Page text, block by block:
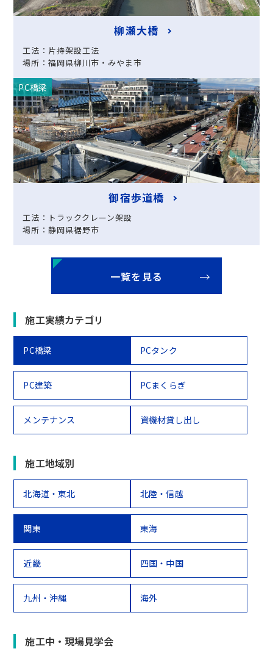
柳瀬大橋
工法：片持架設工法
場所：福岡県柳川市・みやま市
PC橋梁
御宿歩道橋
工法：トラッククレーン架設
場所：静岡県裾野市
一覧を見る
施工実績カテゴリ
PC橋梁 PCタンク
PC建築 PCまくらぎ
メンテナンス 資機材貸し出し
施工地域別
北海道・東北 北陸・信越
関東 東海
近畿 四国・中国
九州・沖縄 海外
施工中・現場見学会